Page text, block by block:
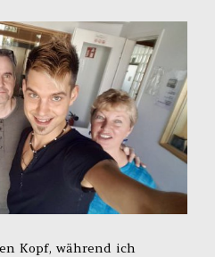
Kopf, während ich